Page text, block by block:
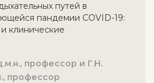
путей в
пандемии COVID-19:
клинические
профессор и Г.Н.
профессор